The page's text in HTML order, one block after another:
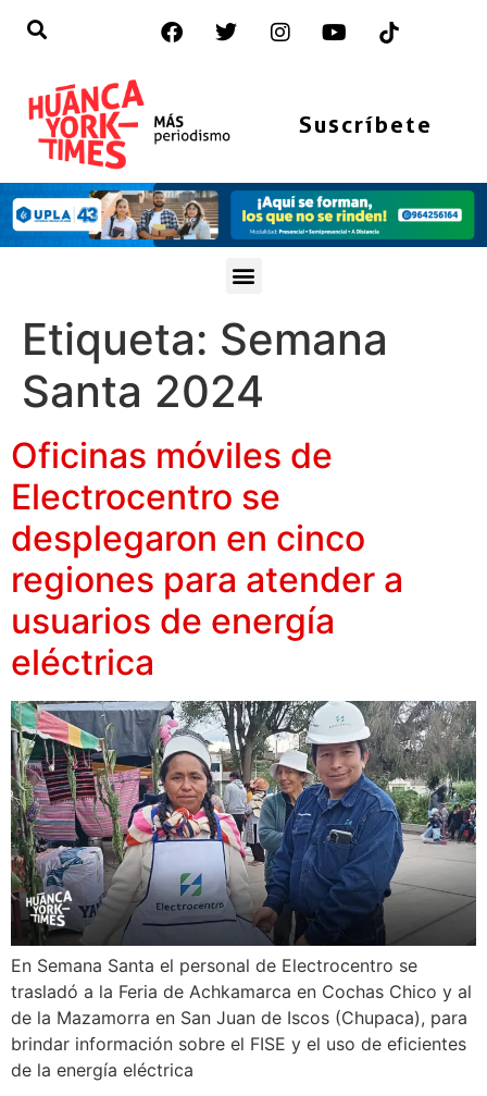
Suscríbete
Etiqueta: Semana
Santa 2024
Oficinas móviles de
Electrocentro se
desplegaron en cinco
regiones para atender a
usuarios de energía
eléctrica
En Semana Santa el personal de Electrocentro se
trasladó a la Feria de Achkamarca en Cochas Chico y al
de la Mazamorra en San Juan de Iscos (Chupaca), para
brindar información sobre el FISE y el uso de eficientes
de la energía eléctrica